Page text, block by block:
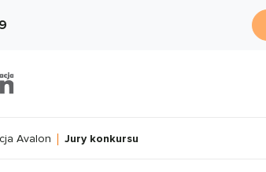
Avalon Jury konkursu